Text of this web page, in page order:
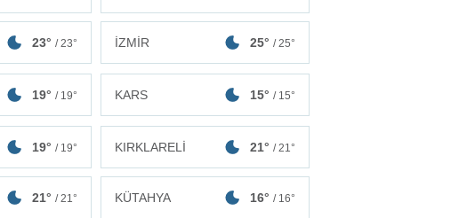
23° / 23° İZMİR 25° / 25°
19° / 19° KARS 15° / 15°
19° / 19° KIRKLARELİ 21° / 21°
21° / 21° KÜTAHYA 16° / 16°